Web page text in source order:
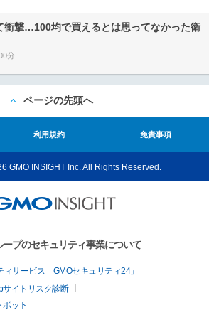
衝撃…100均で買えるとは思ってなかった衛
分
ページの先頭へ
利用規約 免責事項
GMO INSIGHT Inc. All Rights Reserved.
プのセキュリティ事業について
サービス「GMOセキュリティ24」
サイトリスク診断
ット